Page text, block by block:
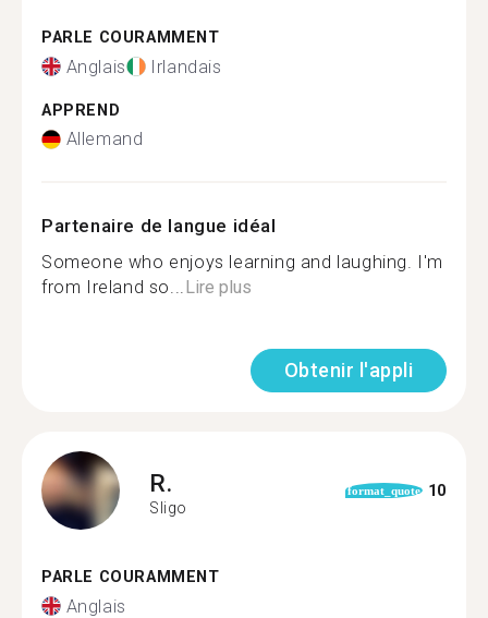
PARLE COURAMMENT
Anglais Irlandais
APPREND
Allemand
Partenaire de langue idéal
Someone who enjoys learning and laughing. I'm
from Ireland so...Lire plus
Obtenir l'appli
R.
Sligo
format_quote 10
PARLE COURAMMENT
Anglais